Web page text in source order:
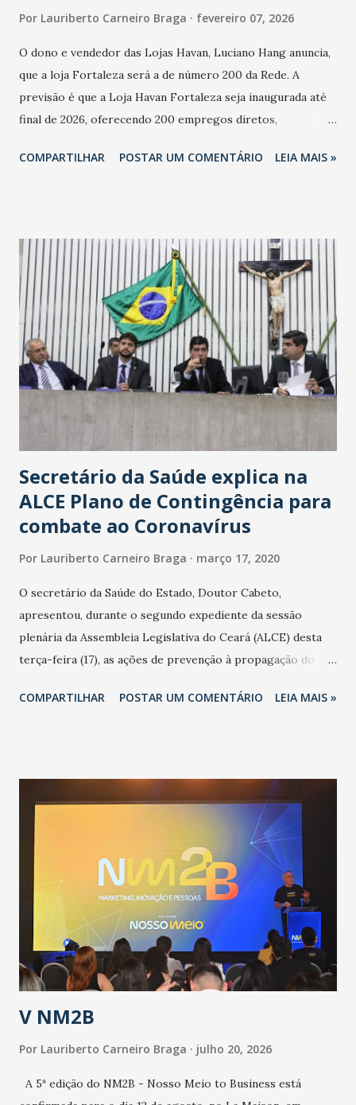
Por Lauriberto Carneiro Braga fevereiro 07, 2026
O dono e vendedor das Lojas Havan, Luciano Hang anuncia,
que a loja Fortaleza será a de número 200 da Rede. A
previsão é que a Loja Havan Fortaleza seja inaugurada até
final de 2026, oferecendo 200 empregos diretos,
Havan Fortaleza ainda não foi anunciada oficialmente, mas
COMPARTILHAR POSTAR UM COMENTÁRIO LEIA MAIS »
Secretário da Saúde explica na
ALCE Plano de Contingência para
combate ao Coronavírus
Por Lauriberto Carneiro Braga março 17, 2020
O secretário da Saúde do Estado, Doutor Cabeto,
apresentou, durante o segundo expediente da sessão
plenária da Assembleia Legislativa do Ceará (ALCE) desta
terça-feira (17), as ações de prevenção à propagação do
adotadas pelo Governo do Estado na contenção da
população suspeita e de cuidados com os ambientes
públicos e domiciliares. “Nós não estamos vivendo uma
epidemia comum, como temos em todos os anos, com
aumento de casos de dengue, influenza ou H1N1. Trata-se
de uma epidemia com um vírus diferente, com um poder de
contaminação maior que outros coronavírus”, apontou o
secretário. Segundo ele, é uma epidemia com chance de
contaminação alta, podendo gerar um grande risco à
população e ao sistema de saúde. “Precisamos saber fazer a
estratificação do risco da doença, para não so...
COMPARTILHAR POSTAR UM COMENTÁRIO LEIA MAIS »
V NM2B
Por Lauriberto Carneiro Braga julho 20, 2026
A 5ª edição do NM2B - Nosso Meio to Business está